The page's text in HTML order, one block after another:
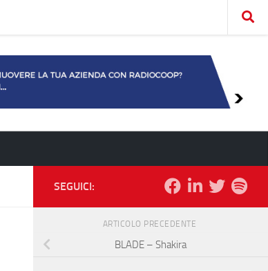
SEGUICI:
ARTICOLO PRECEDENTE
BLADE – Shakira